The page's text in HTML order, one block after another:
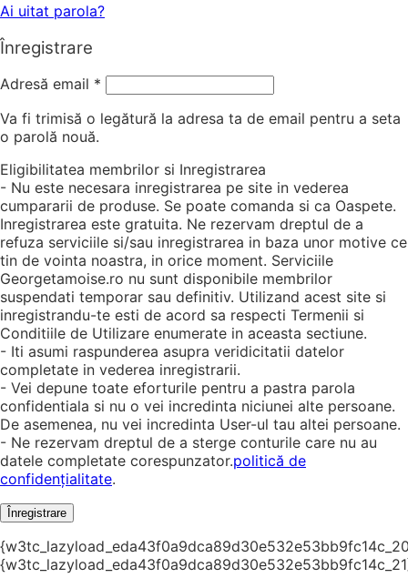
Ai uitat parola?
Înregistrare
Adresă email *
Va fi trimisă o legătură la adresa ta de email pentru a seta
o parolă nouă.
Eligibilitatea membrilor si Inregistrarea
- Nu este necesara inregistrarea pe site in vederea
cumpararii de produse. Se poate comanda si ca Oaspete.
Inregistrarea este gratuita. Ne rezervam dreptul de a
refuza serviciile si/sau inregistrarea in baza unor motive ce
tin de vointa noastra, in orice moment. Serviciile
Georgetamoise.ro nu sunt disponibile membrilor
suspendati temporar sau definitiv. Utilizand acest site si
inregistrandu-te esti de acord sa respecti Termenii si
Conditiile de Utilizare enumerate in aceasta sectiune.
- Iti asumi raspunderea asupra veridicitatii datelor
completate in vederea inregistrarii.
- Vei depune toate eforturile pentru a pastra parola
confidentiala si nu o vei incredinta niciunei alte persoane.
De asemenea, nu vei incredinta User-ul tau altei persoane.
- Ne rezervam dreptul de a sterge conturile care nu au
datele completate corespunzator.politică de
confidențialitate.
Înregistrare